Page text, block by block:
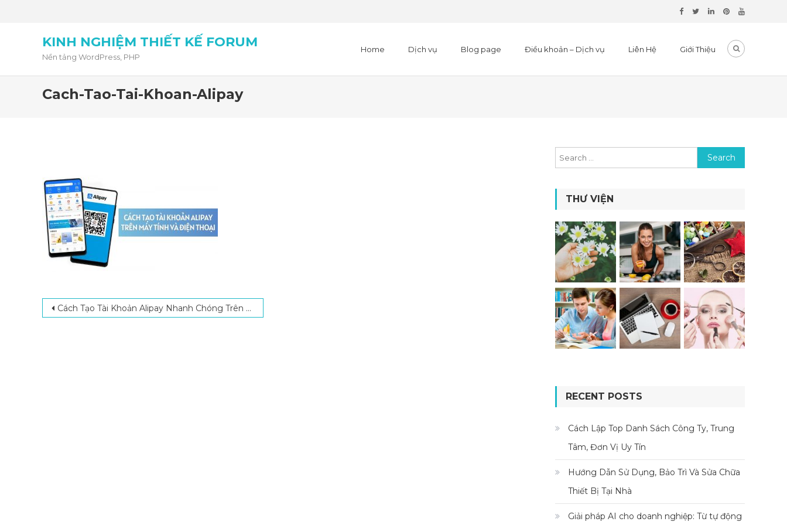
KINH NGHIỆM THIẾT KẾ FORUM
Nền tảng WordPress, PHP
Home Dịch vụ Blog page Điều khoản – Dịch vụ Liên Hệ Giới Thiệu
Cach-Tao-Tai-Khoan-Alipay
Post navigation
Cách Tạo Tài Khoản Alipay Nhanh Chóng Trên Máy Tính Và Điện Thoại
Search for:
THƯ VIỆN
RECENT POSTS
Cách Lập Top Danh Sách Công Ty, Trung
Tâm, Đơn Vị Uy Tín
Hướng Dẫn Sử Dụng, Bảo Trì Và Sửa Chữa
Thiết Bị Tại Nhà
Giải pháp AI cho doanh nghiệp: Từ tự động